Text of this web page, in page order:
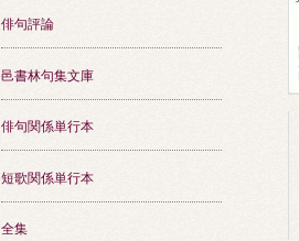
俳句評論
邑書林句集文庫
俳句関係単行本
短歌関係単行本
全集